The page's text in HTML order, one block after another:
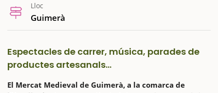
Lloc
Guimerà
Espectacles de carrer, música, parades de
productes artesanals...
El Mercat Medieval de Guimerà, a la comarca de